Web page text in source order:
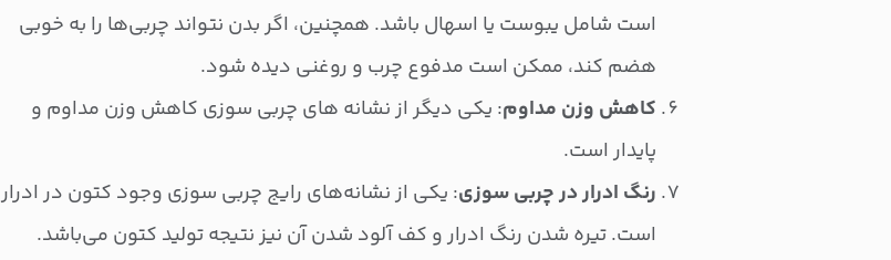
است شامل یبوست یا اسهال باشد. همچنین، اگر بدن نتواند چربی‌ها را به خوبی
هضم کند، ممکن است مدفوع چرب و روغنی دیده شود.
کاهش وزن مداوم: یکی دیگر از نشانه های چربی سوزی کاهش وزن مداوم و
پایدار است.
رنگ ادرار در چربی سوزی: یکی از نشانه‌های رایج چربی سوزی وجود کتون در ادرار
است. تیره شدن رنگ ادرار و کف آلود شدن آن نیز نتیجه تولید کتون می‌باشد.